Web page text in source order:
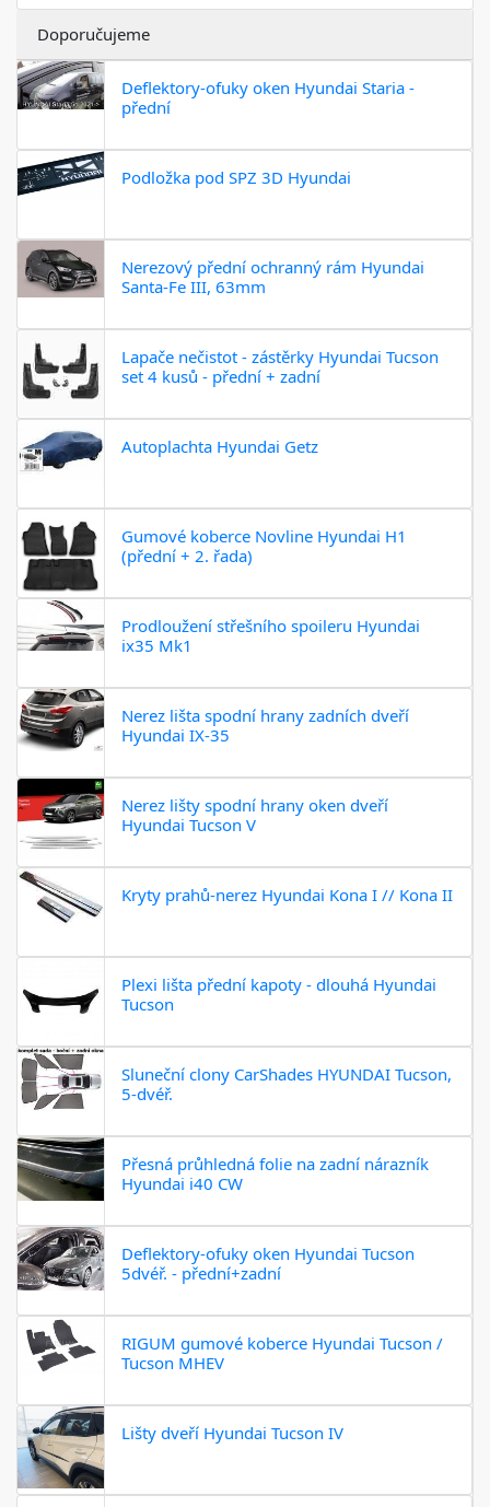
Doporučujeme
Deflektory-ofuky oken Hyundai Staria -
přední
Podložka pod SPZ 3D Hyundai
Nerezový přední ochranný rám Hyundai
Santa-Fe III, 63mm
Lapače nečistot - zástěrky Hyundai Tucson
set 4 kusů - přední + zadní
Autoplachta Hyundai Getz
Gumové koberce Novline Hyundai H1
(přední + 2. řada)
Prodloužení střešního spoileru Hyundai
ix35 Mk1
Nerez lišta spodní hrany zadních dveří
Hyundai IX-35
Nerez lišty spodní hrany oken dveří
Hyundai Tucson V
Kryty prahů-nerez Hyundai Kona I // Kona II
Plexi lišta přední kapoty - dlouhá Hyundai
Tucson
Sluneční clony CarShades HYUNDAI Tucson,
5-dvéř.
Přesná průhledná folie na zadní nárazník
Hyundai i40 CW
Deflektory-ofuky oken Hyundai Tucson
5dvéř. - přední+zadní
RIGUM gumové koberce Hyundai Tucson /
Tucson MHEV
Lišty dveří Hyundai Tucson IV